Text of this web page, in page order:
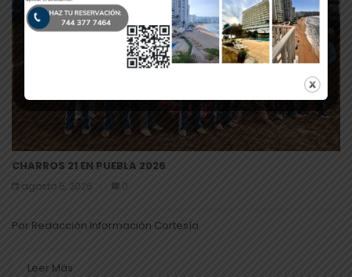
CHARROS 21 EN PUEBLA 2026
agosto 5, 2026 0
Por Redacción Información Cortesía
Leer Más